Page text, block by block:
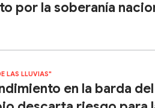
por la soberanía
LAS LLUVIAS"
en la barda